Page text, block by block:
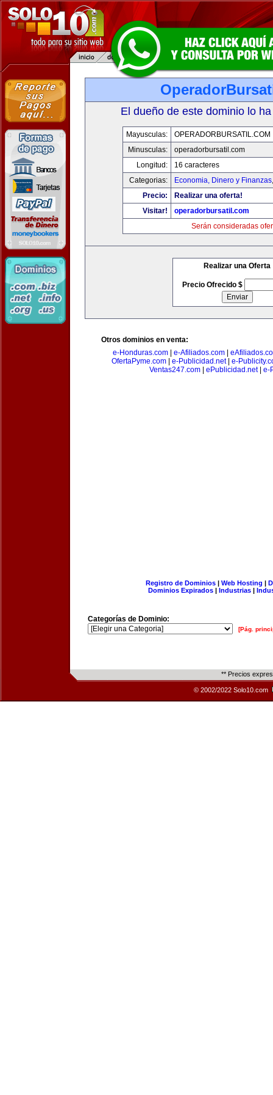
El dueño de este dominio lo
Mayusculas:
OPERADORBURSATIL.COM
Minusculas:
operadorbursatil.com
Longitud:
16 caracteres
Categorias:
Economia, Dinero y Finanzas
Precio:
Realizar una oferta!
Visitar!
operadorbursatil.com
Serán consideradas
Realizar una Oferta
Precio Ofrecido $
Otros dominios en venta:
e-Honduras.com| e-Afiliados.com|
OfertaPyme.com| e-Publicidad.net| e-
Ventas247.com
ePublicidad.net| e-
Registro de Dominios| Web Hosting |
Dominios Expirados | Industrias |
Categorías de Dominio:
[Pág.
** Precios
© 2002/2022 Solo10.com